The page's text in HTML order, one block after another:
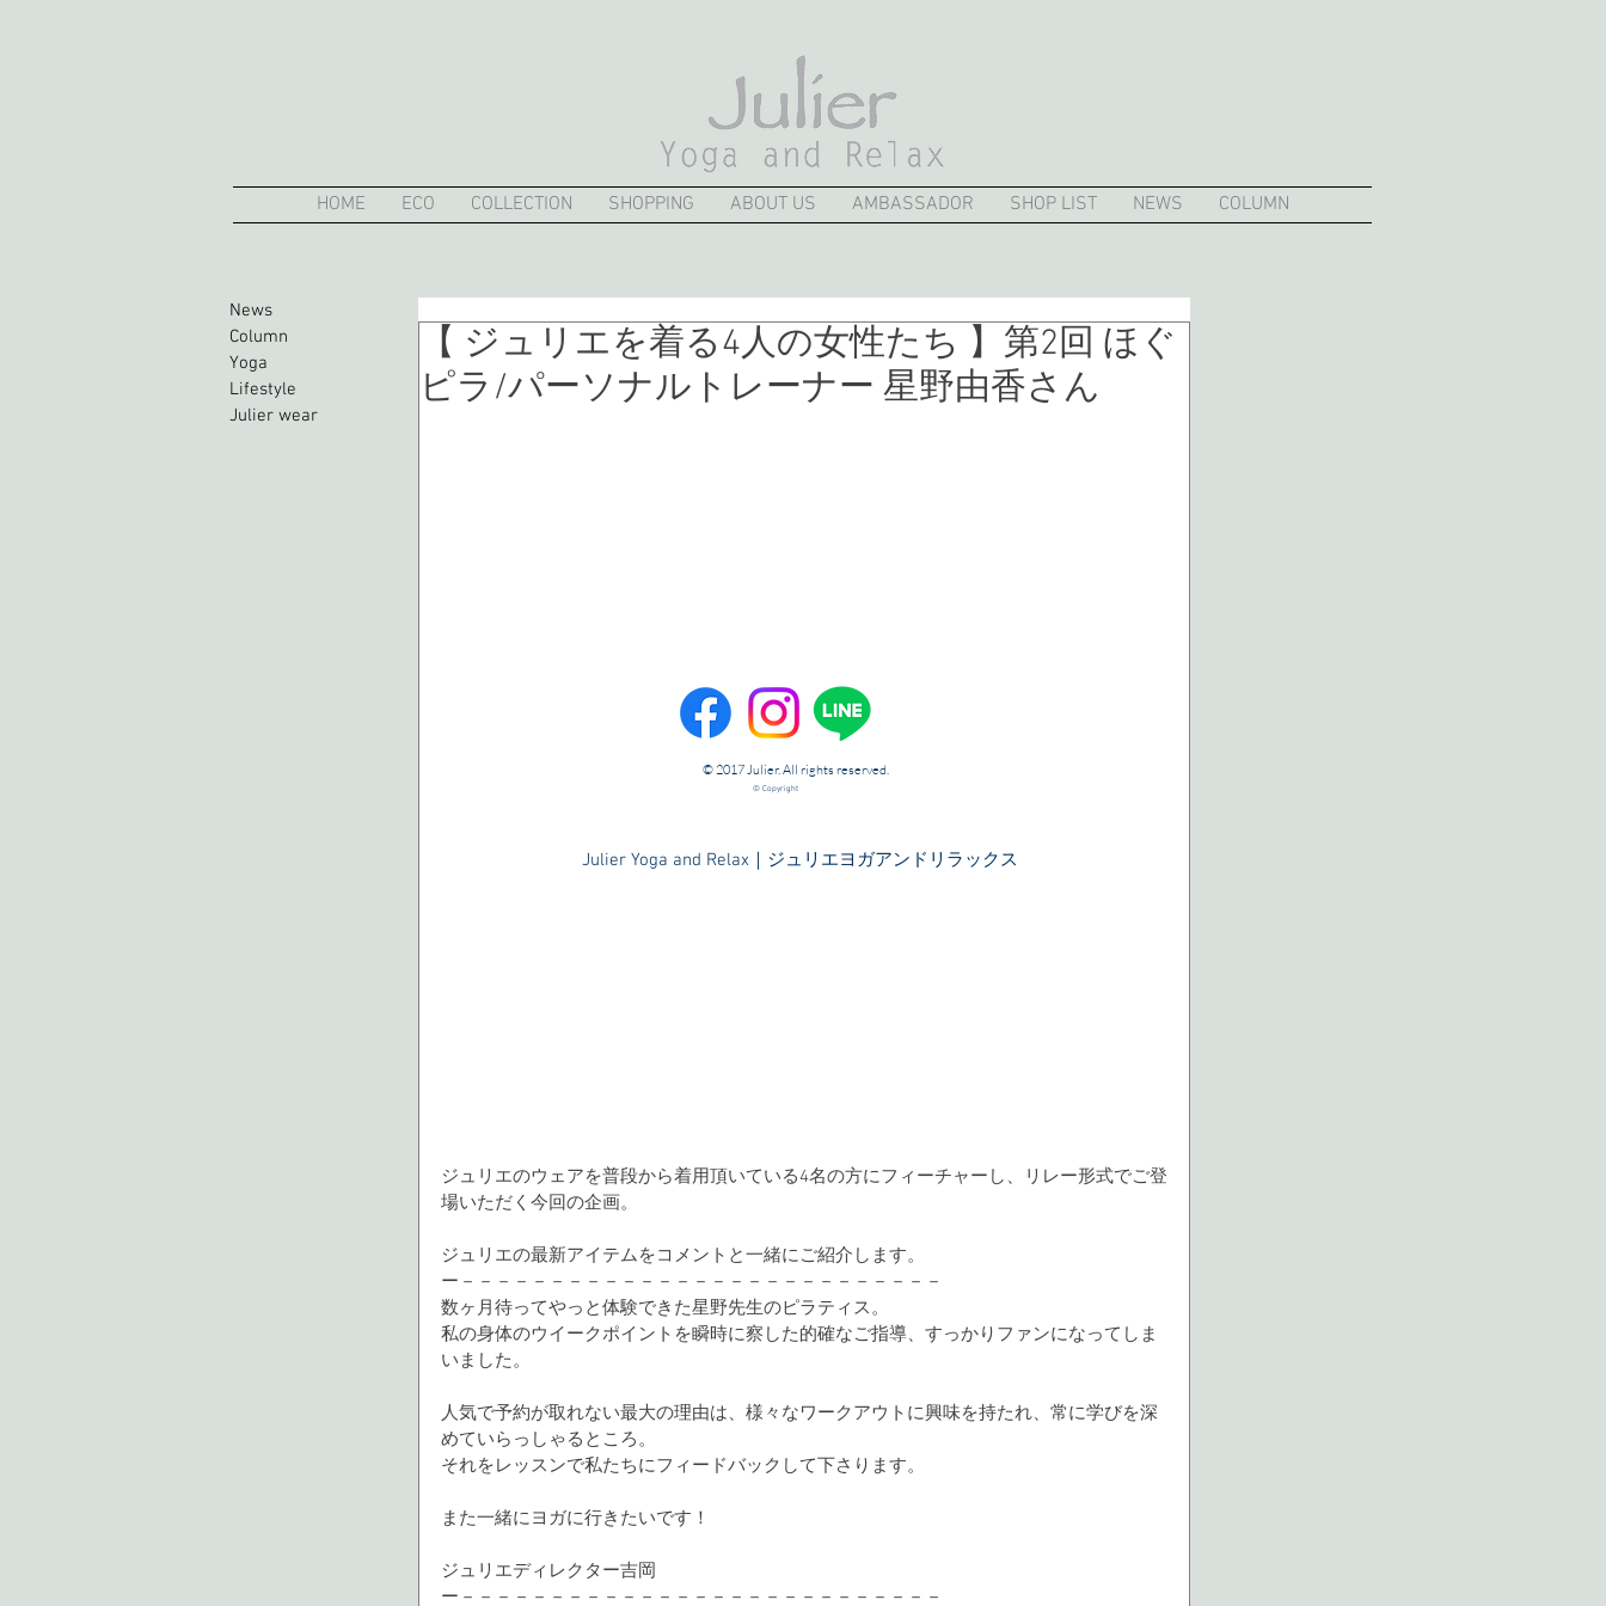
HOME ECO COLLECTION SHOPPING ABOUT US AMBASSADOR SHOP LIST NEWS COLUMN
News
Column
Yoga
Lifestyle
Julier wear
【 ジュリエを着る4人の女性たち 】第2回 ほぐ
ピラ/パーソナルトレーナー 星野由香さん
ジュリエのウェアを普段から着用頂いている4名の方にフィーチャーし、リレー形式でご登
場いただく今回の企画。
ジュリエの最新アイテムをコメントと一緒にご紹介します。
ー－－－－－－－－－－－－－－－－－－－－－－－－－－－
数ヶ月待ってやっと体験できた星野先生のピラティス。
私の身体のウイークポイントを瞬時に察した的確なご指導、すっかりファンになってしま
いました。
人気で予約が取れない最大の理由は、様々なワークアウトに興味を持たれ、常に学びを深
めていらっしゃるところ。
それをレッスンで私たちにフィードバックして下さります。
また一緒にヨガに行きたいです！
ジュリエディレクター吉岡
© 2017 Julier. All rights reserved.
© Copyright
​Julier Yoga and Relax｜ジュリエヨガアンドリラックス